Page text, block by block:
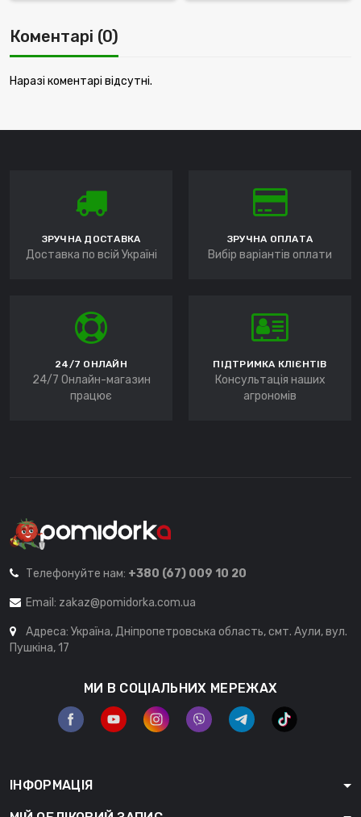
Коментарі (0)
Наразі коментарі відсутні.
ЗРУЧНА ДОСТАВКА
Доставка по всій Україні
ЗРУЧНА ОПЛАТА
Вибір варіантів оплати
24/7 ОНЛАЙН
24/7 Онлайн-магазин
працює
ПІДТРИМКА КЛІЄНТІВ
Консультація наших
агрономів
Телефонуйте нам: +380 (67) 009 10 20
Email: zakaz@pomidorka.com.ua
Адреса: Україна, Дніпропетровська область, смт. Аули, вул.
Пушкіна, 17
МИ В СОЦІАЛЬНИХ МЕРЕЖАХ
ІНФОРМАЦІЯ